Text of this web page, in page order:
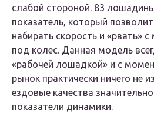
слабой стороной. 83
показатель, который
набирать скорость и «рвать» с
под колес. Данная модель
«рабочей лошадкой» и с
рынок практически ничего не
ездовые качества
показатели динамики.